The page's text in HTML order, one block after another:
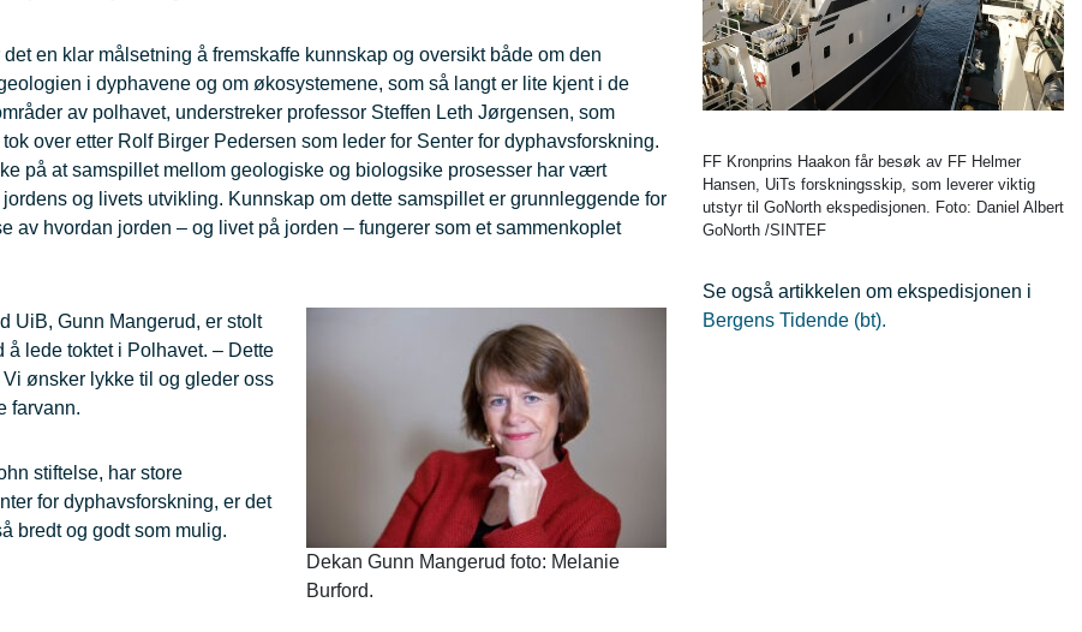
det en klar målsetning å fremskaffe kunnskap og oversikt både om den
i dyphavene og om økosystemene, som så langt er lite kjent i de
av polhavet, understreker professor Steffen Leth Jørgensen, som
over etter Rolf Birger Pedersen som leder for Senter for dyphavsforskning.
på at samspillet mellom geologiske og biologsike prosesser har vært
og livets utvikling. Kunnskap om dette samspillet er grunnleggende for
av hvordan jorden – og livet på jorden – fungerer som et sammenkoplet
Dekan Gunn Mangerud foto: Melanie
Burford.
UiB, Gunn Mangerud, er stolt
å lede toktet i Polhavet. – Dette
ønsker lykke til og gleder oss
farvann.
stiftelse, har store
for dyphavsforskning, er det
bredt og godt som mulig.
FF Kronprins Haakon får besøk av FF Helmer
Hansen, UiTs forskningsskip, som leverer viktig
utstyr til GoNorth ekspedisjonen. Foto: Daniel Albert
GoNorth /SINTEF
Se også artikkelen om ekspedisjonen i
Bergens Tidende (bt).